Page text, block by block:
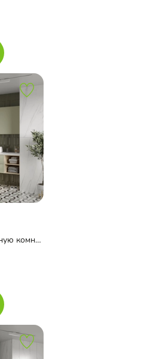
Комплект мебели в ванную комнату Ментон-2